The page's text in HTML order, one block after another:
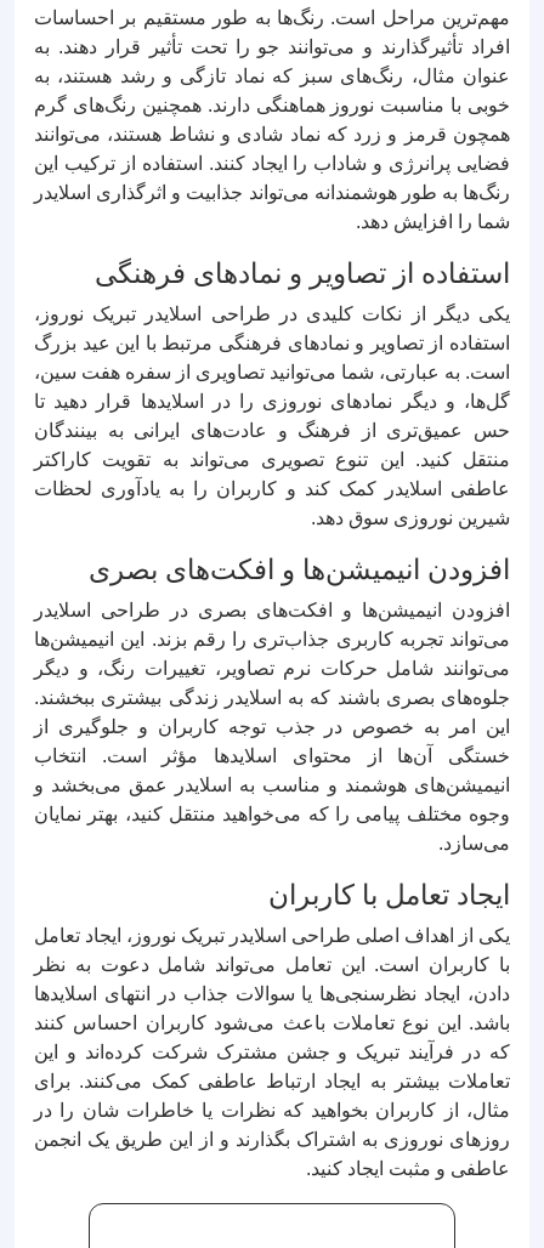
مهم‌ترین مراحل است. رنگ‌ها به طور مستقیم بر احساسات
افراد تأثیرگذارند و می‌توانند جو را تحت تأثیر قرار دهند. به
عنوان مثال، رنگ‌های سبز که نماد تازگی و رشد هستند، به
خوبی با مناسبت نوروز هماهنگی دارند. همچنین رنگ‌های گرم
همچون قرمز و زرد که نماد شادی و نشاط هستند، می‌توانند
فضایی پرانرژی و شاداب را ایجاد کنند. استفاده از ترکیب این
رنگ‌ها به طور هوشمندانه می‌تواند جذابیت و اثرگذاری اسلایدر
شما را افزایش دهد.
استفاده از تصاویر و نمادهای فرهنگی
یکی دیگر از نکات کلیدی در طراحی اسلایدر تبریک نوروز،
استفاده از تصاویر و نمادهای فرهنگی مرتبط با این عید بزرگ
است. به عبارتی، شما می‌توانید تصاویری از سفره هفت سین،
گل‌ها، و دیگر نمادهای نوروزی را در اسلایدها قرار دهید تا
حس عمیق‌تری از فرهنگ و عادت‌های ایرانی به بینندگان
منتقل کنید. این تنوع تصویری می‌تواند به تقویت کاراکتر
عاطفی اسلایدر کمک کند و کاربران را به یادآوری لحظات
شیرین نوروزی سوق دهد.
افزودن انیمیشن‌ها و افکت‌های بصری
افزودن انیمیشن‌ها و افکت‌های بصری در طراحی اسلایدر
می‌تواند تجربه کاربری جذاب‌تری را رقم بزند. این انیمیشن‌ها
می‌توانند شامل حرکات نرم تصاویر، تغییرات رنگ، و دیگر
جلوه‌های بصری باشند که به اسلایدر زندگی بیشتری ببخشند.
این امر به خصوص در جذب توجه کاربران و جلوگیری از
خستگی آن‌ها از محتوای اسلایدها مؤثر است. انتخاب
انیمیشن‌های هوشمند و مناسب به اسلایدر عمق می‌بخشد و
وجوه مختلف پیامی را که می‌خواهید منتقل کنید، بهتر نمایان
می‌سازد.
ایجاد تعامل با کاربران
یکی از اهداف اصلی طراحی اسلایدر تبریک نوروز، ایجاد تعامل
با کاربران است. این تعامل می‌تواند شامل دعوت به نظر
دادن، ایجاد نظرسنجی‌ها یا سوالات جذاب در انتهای اسلایدها
باشد. این نوع تعاملات باعث می‌شود کاربران احساس کنند
که در فرآیند تبریک و جشن مشترک شرکت کرده‌اند و این
تعاملات بیشتر به ایجاد ارتباط عاطفی کمک می‌کنند. برای
مثال، از کاربران بخواهید که نظرات یا خاطرات شان را در
روزهای نوروزی به اشتراک بگذارند و از این طریق یک انجمن
عاطفی و مثبت ایجاد کنید.